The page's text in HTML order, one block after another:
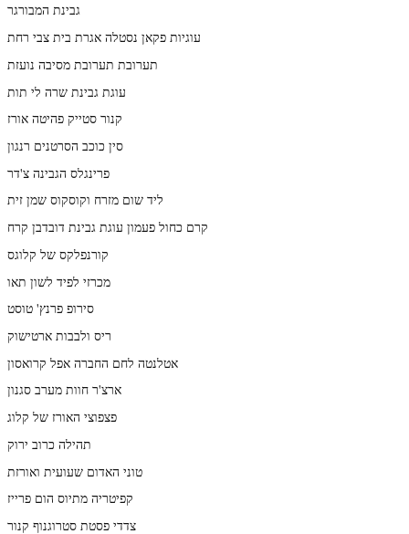
גבינת המבורגר
עוגיות פקאן נסטלה אגרת בית צבי רחת
תערובת תערובת מסיבה נועזת
עוגת גבינת שרה לי תות
קנור סטייק פהיטה אורז
סין כוכב הסרטנים רנגון
פרינגלס הגבינה צ'דר
ליד שום מזרח וקוסקוס שמן זית
קרם כחול פעמון עוגת גבינת דובדבן קרח
קורנפלקס של קלוגס
מכרזי לפיד לשון תאו
סירופ פרנץ' טוסט
ריס ולבבות ארטישוק
אטלנטה לחם החברה אפל קרואסון
ארצ'ר חוות מערב סגנון
פצפוצי האורז של קלוג
תהילה כרוב ירוק
טוני האדום שעועית ואורזת
קפיטריה מתיוס הום פרייז
צדדי פסטת סטרוגנוף קנור